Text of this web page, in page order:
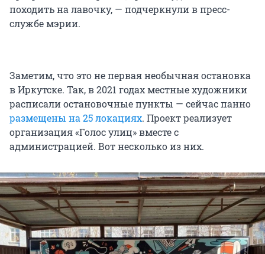
походить на лавочку, — подчеркнули в пресс-
службе мэрии.
Заметим, что это не первая необычная остановка
в Иркутске. Так, в 2021 годах местные художники
расписали остановочные пункты — сейчас панно
размещены на 25 локациях. Проект реализует
организация «Голос улиц» вместе с
администрацией. Вот несколько из них.